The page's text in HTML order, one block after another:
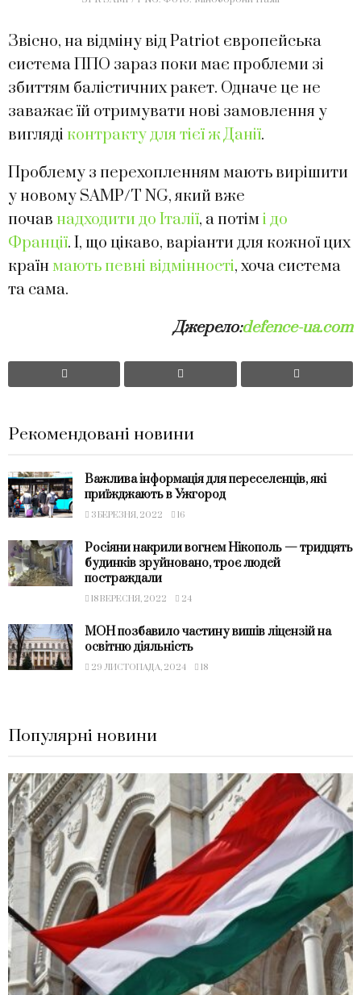
Звісно, на відміну від Patriot європейська
система ППО зараз поки має проблеми зі
збиттям балістичних ракет. Одначе це не
заважає їй отримувати нові замовлення у
вигляді контракту для тієї ж Данії.
Проблему з перехопленням мають вирішити
у новому SAMP/T NG, який вже
почав надходити до Італії, а потім і до
Франції. І, що цікаво, варіанти для кожної цих
країнмають певні відмінності, хоча система
та сама.
Джерело:defence-ua.com
Рекомендовані новини
Важлива інформація для переселенців, які
приїжджають в Ужгород
3 БЕРЕЗНЯ, 2022 16
Росіяни накрили вогнем Нікополь — тридцять
будинків зруйновано, троє людей
постраждали
18 ВЕРЕСНЯ, 2022 24
МОН позбавило частину вишів ліцензій на
освітню діяльність
29 ЛИСТОПАДА, 2024 18
Популярні новини